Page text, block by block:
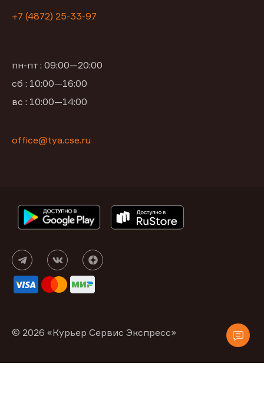
+7 (4872) 25-33-97
пн-пт : 09:00—20:00
сб : 10:00—16:00
вс : 10:00—14:00
office@tya.cse.ru
© 2026 «Курьер Сервис Экспресс»